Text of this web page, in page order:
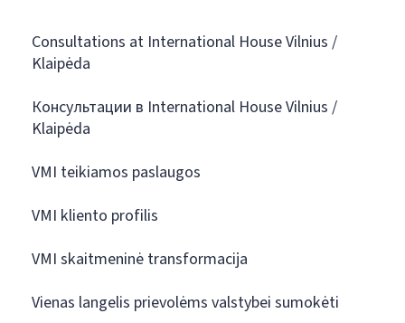
Consultations at International House Vilnius /
Klaipėda
Консультации в International House Vilnius /
Klaipėda
VMI teikiamos paslaugos
VMI kliento profilis
VMI skaitmeninė transformacija
Vienas langelis prievolėms valstybei sumokėti